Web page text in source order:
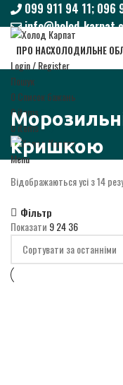
099 911 94 11; 096
info@holod-
099 911 94 11; 096 955 17 70
info@holod-karpat.com.ua
ПРО НАСХОЛОДИЛЬНЕ
Login / Register
Пошук
0Список бажань
0items 0
0items0₴
Menu
кришкою
Відображаються усі з 14
Фільтр
Показати 92436